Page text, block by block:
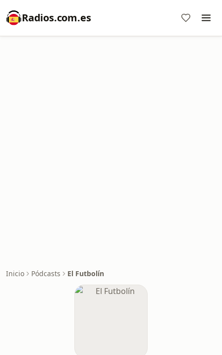
Radios.com.es
Inicio Pódcasts El Futbolín